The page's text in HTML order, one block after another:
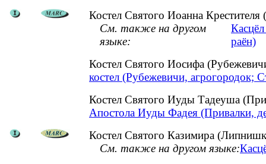
Костел Святого Иоанна
См. также на другом
языке:
раён)
Костел Святого Иосифа
костел (Рубежевичи, агрогородок;
Костел Святого Иуды Тадеуша
Апостола Иуды Фадея (Привалки,
Костел Святого Казимира
См. также на другом языке: